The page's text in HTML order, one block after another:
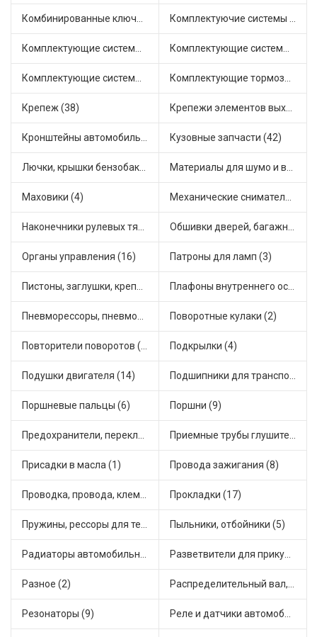
Комбинированные ключи (3) Комплектуючие системы стеклоочистителя (5)
Комплектующие системы выпуска отработавших газов (7) Комплектующие системы отопления (22)
Комплектующие системы питания (5) Комплектующие тормозной системы (22)
Крепеж (38) Крепежи элементов выхлопной системы (5)
Кронштейны автомобильные (4) Кузовные запчасти (42)
Лючки, крышки бензобака (6) Материалы для шумо и виброизоляции (1)
Маховики (4) Механические сниматели (1)
Наконечники рулевых тяг (30) Обшивки дверей, багажника, потолков, накладки салона (24)
Органы управления (16) Патроны для ламп (3)
Пистоны, заглушки, крепежные элементы (9) Плафоны внутреннего освещения (1)
Пневморессоры, пневмоподушки (1) Поворотные кулаки (2)
Повторители поворотов (4) Подкрылки (4)
Подушки двигателя (14) Подшипники для транспорта (43)
Поршневые пальцы (6) Поршни (9)
Предохранители, переключатели, кнопки автомобильные (24) Приемные трубы глушителя (4)
Присадки в масла (1) Провода зажигания (8)
Проводка, провода, клеммы и разъемы (17) Прокладки (17)
Пружины, рессоры для техники (28) Пыльники, отбойники (5)
Радиаторы автомобильные (9) Разветвители для прикуривателя (3)
Разное (2) Распределительный вал, шестерни распределительного (5)
Резонаторы (9) Реле и датчики автомобильные (61)